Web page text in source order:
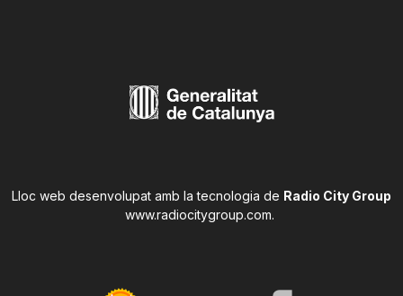
Lloc web desenvolupat amb la tecnologia de Radio City Group
www.radiocitygroup.com.